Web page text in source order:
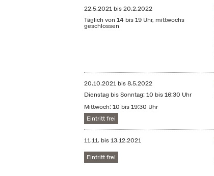
22.5.2021 bis20.2.2022
Täglich von 14 bis 19 Uhr, mittwochs
geschlossen
20.10.2021 bis8.5.2022
Dienstag bis Sonntag: 10 bis 16:30 Uhr
Mittwoch: 10 bis 19:30 Uhr
Eintritt frei
11.11. bis13.12.2021
Eintritt frei